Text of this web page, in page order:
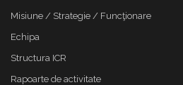
Misiune / Strategie / Funcţionare
Echipa
Structura ICR
Rapoarte de activitate